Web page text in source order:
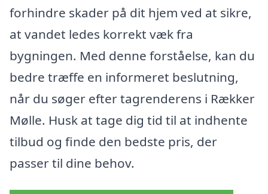
forhindre skader på dit hjem ved at sikre,
at vandet ledes korrekt væk fra
bygningen. Med denne forståelse, kan du
bedre træffe en informeret beslutning,
når du søger efter tagrenderens i Rækker
Mølle. Husk at tage dig tid til at indhente
tilbud og finde den bedste pris, der
passer til dine behov.